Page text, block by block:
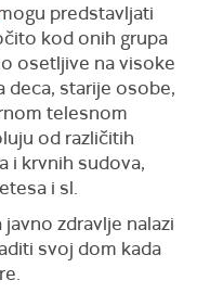
predstavljati
kod onih grupa
osetljive na visoke
deca, starije osobe,
telesnom
od različitih
i krvnih sudova,
i sl.
zdravlje nalazi
svoj dom kada